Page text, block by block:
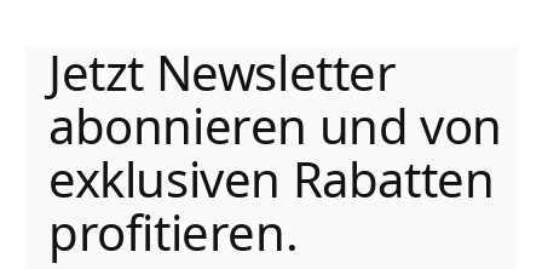
Jetzt Newsletter
abonnieren und von
exklusiven Rabatten
profitieren.